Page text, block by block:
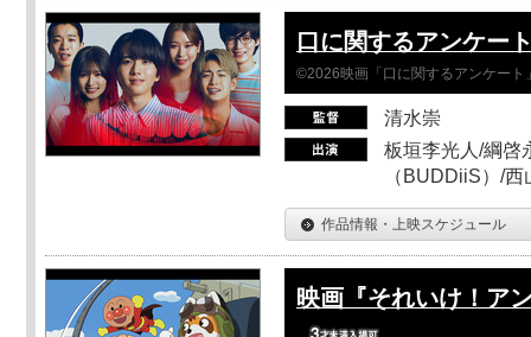
口に関するアンケー
©2026映画「口に関するアンケート
清水崇
板垣李光人/綱啓
（BUDDiiS）/
作品情報・上映スケジュール
映画『それいけ！ア